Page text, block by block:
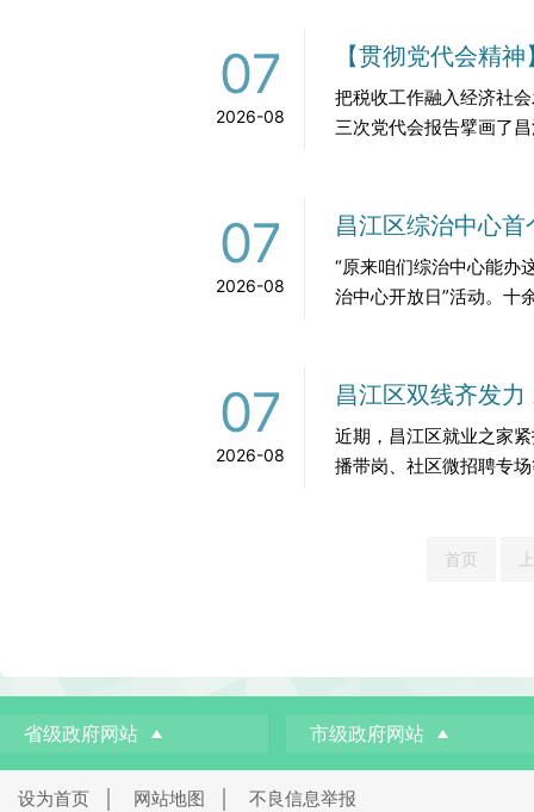
07
2026-08
【贯彻党代会精
把税收工作融入经济社
三次党代会报告擘画了
07
2026-08
昌江区综治中心首
“原来咱们综治中心能办
治中心开放日”活动。十
07
2026-08
昌江区双线齐发
近期，昌江区就业之家
播带岗、社区微招聘专
首页
省级政府网站 市级政府网站
设为首页 网站地图 不良信息举报